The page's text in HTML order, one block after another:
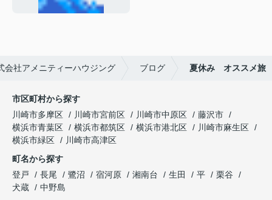
会社アメニティーハウジング ブログ 夏休み オススメ旅
市区町村から探す
川崎市多摩区
川崎市宮前区 川崎市中原区
藤沢市
横浜市青葉区
横浜市都筑区 横浜市港北区
川崎市麻生区
横浜市緑区
川崎市高津区
町名から探す
登戸
長尾 鷺沼 宿河原 湘南台 生田 平
栗谷
犬蔵
中野島